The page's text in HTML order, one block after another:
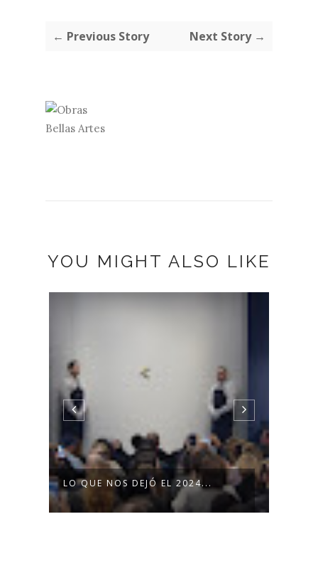
← Previous Story Next Story →
YOU MIGHT ALSO LIKE
LO QUE NOS DEJÓ EL 2024...